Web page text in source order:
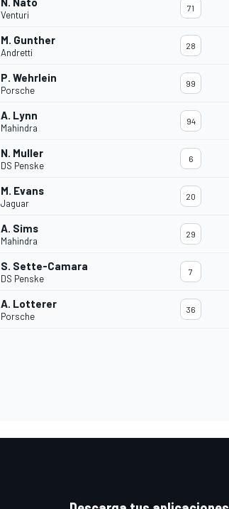
Venturi
71
M. Gunther
Andretti
28
P. Wehrlein
Porsche
99
A. Lynn
Mahindra
94
N. Muller
DS Penske
6
M. Evans
Jaguar
20
A. Sims
Mahindra
29
S. Sette-Camara
DS Penske
7
A. Lotterer
Porsche
36